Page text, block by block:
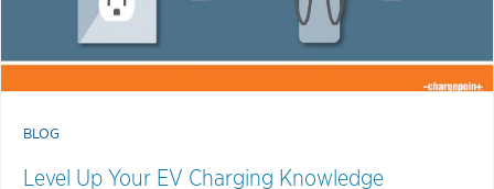
BLOG
Level Up Your EV Charging Knowledge